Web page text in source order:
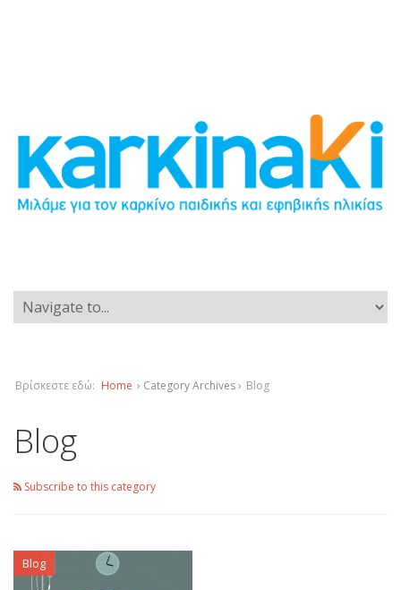
Βρίσκεστε εδώ: Home › Category Archives › Blog
Blog
Subscribe to this category
Blog